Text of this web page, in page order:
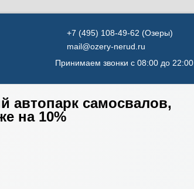
mail@ozery-nerud.ru
Принимаем звонки с 08:00 до 22:00
автопарк самосвалов,
на 10%